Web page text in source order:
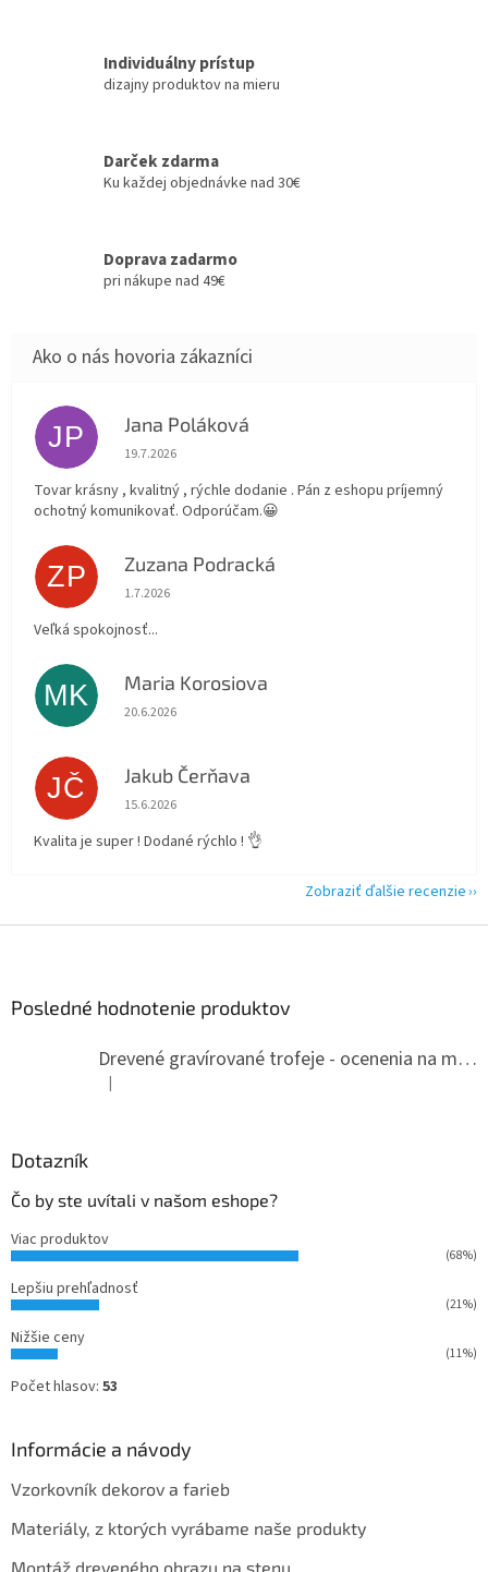
Individuálny prístup
dizajny produktov na mieru
Darček zdarma
Ku každej objednávke nad 30€
Doprava zadarmo
pri nákupe nad 49€
JP Jana Poláková
Hodnotenie obchodu je 5 z 5 hviezdičiek.
19.7.2026
Tovar krásny , kvalitný , rýchle dodanie . Pán z eshopu príjemný
ochotný komunikovať. Odporúčam.😀
ZP Zuzana Podracká
Hodnotenie obchodu je 5 z 5 hviezdičiek.
1.7.2026
Veľká spokojnosť...
MK Maria Korosiova
Hodnotenie obchodu je 5 z 5 hviezdičiek.
20.6.2026
JČ Jakub Čerňava
Hodnotenie obchodu je 5 z 5 hviezdičiek.
15.6.2026
Kvalita je super ! Dodané rýchlo ! 👌
Zobraziť ďalšie recenzie
Posledné hodnotenie produktov
Drevené gravírované trofeje - ocenenia na mieru
Hodnotenie produktu je 5 z 5 hviezdičiek.
|
Dotazník
Čo by ste uvítali v našom eshope?
Viac produktov
(68%)
Lepšiu prehľadnosť
(21%)
Nižšie ceny
(11%)
Počet hlasov: 53
Informácie a návody
Vzorkovník dekorov a farieb
Materiály, z ktorých vyrábame naše produkty
Montáž dreveného obrazu na stenu